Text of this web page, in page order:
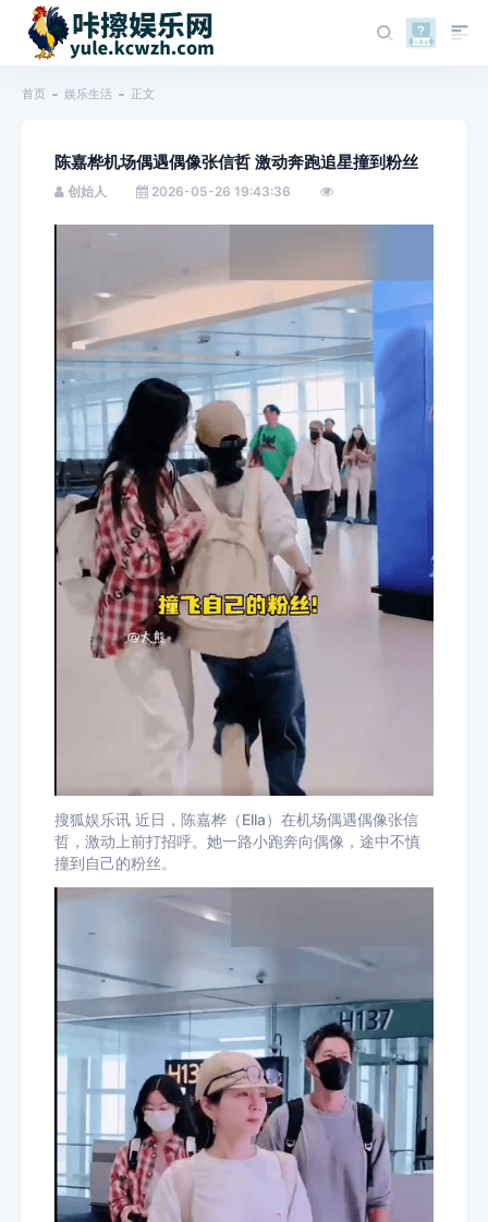
首页 娱乐生活 正文
陈嘉桦机场偶遇偶像张信哲 激动奔跑追星撞到粉丝
创始人 2026-05-26 19:43:36
搜狐娱乐讯 近日，陈嘉桦（Ella）在机场偶遇偶像张信
哲，激动上前打招呼。她一路小跑奔向偶像，途中不慎
撞到自己的粉丝。